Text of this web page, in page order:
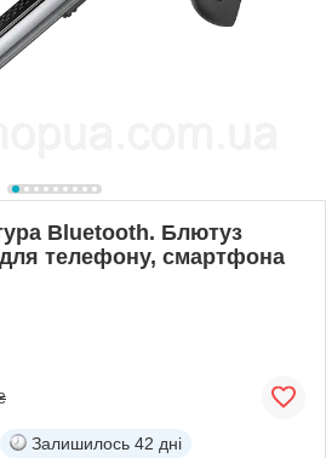
Bluetooth. Блютуз
для телефону, смартфона
Залишилось 42 дні